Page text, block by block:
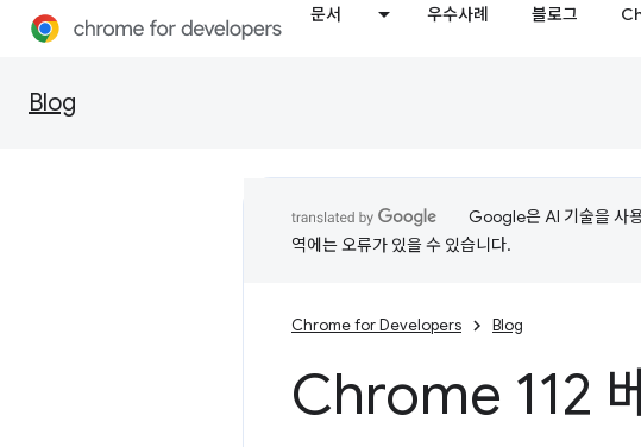
문서 우수사례 블로그
Blog
Google은 AI 기술을 사
역에는 오류가 있을 수 있습니다.
Chrome for Developers Blog
Chrome 112